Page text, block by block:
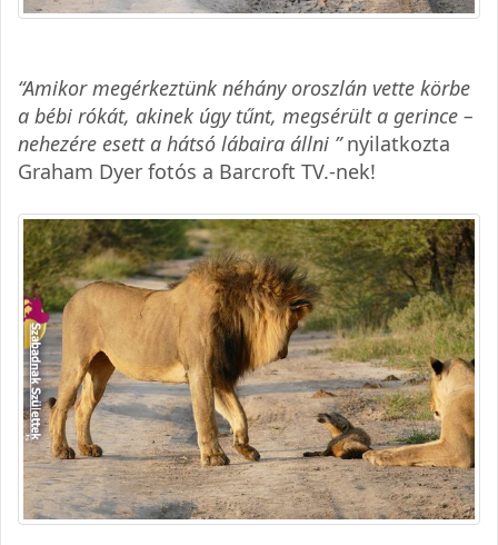
“Amikor megérkeztünk néhány oroszlán vette körbe
a bébi rókát, akinek úgy tűnt, megsérült a gerince –
nehezére esett a hátsó lábaira állni ”nyilatkozta
Graham Dyer fotós a Barcroft TV.-nek!